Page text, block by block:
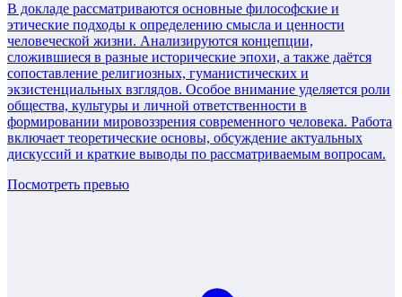
В докладе рассматриваются основные философские и
этические подходы к определению смысла и ценности
человеческой жизни. Анализируются концепции,
сложившиеся в разные исторические эпохи, а также даётся
сопоставление религиозных, гуманистических и
экзистенциальных взглядов. Особое внимание уделяется роли
общества, культуры и личной ответственности в
формировании мировоззрения современного человека. Работа
включает теоретические основы, обсуждение актуальных
дискуссий и краткие выводы по рассматриваемым вопросам.
Посмотреть превью